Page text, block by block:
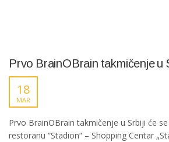
Prvo BrainOBrain takmičenje u
18
MAR
Prvo BrainOBrain takmičenje u Srbiji će
restoranu “Stadion“ – Shopping Centar